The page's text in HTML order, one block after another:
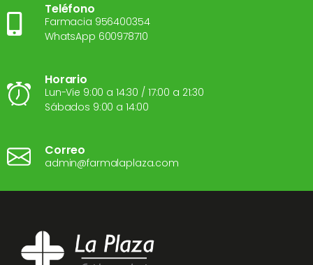
Teléfono
Farmacia 956400354
WhatsApp 600978710
Horario
Lun-Vie 9:00 a 14:30 / 17:00 a 21:30
Sábados 9:00 a 14:00
Correo
admin@farmalaplaza.com